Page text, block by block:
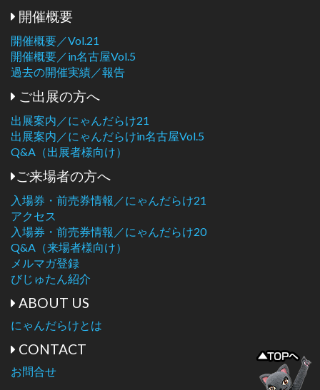
開催概要
開催概要／Vol.21
開催概要／in名古屋Vol.5
過去の開催実績／報告
ご出展の方へ
出展案内／にゃんだらけ21
出展案内／にゃんだらけin名古屋Vol.5
Q&A（出展者様向け）
ご来場者の方へ
入場券・前売券情報／にゃんだらけ21
アクセス
入場券・前売券情報／にゃんだらけ20
Q&A（来場者様向け）
メルマガ登録
びじゅたん紹介
ABOUT US
にゃんだらけとは
CONTACT
お問合せ